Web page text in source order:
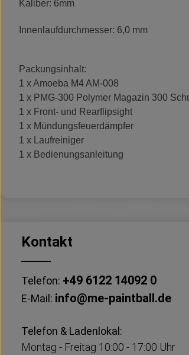
Kaliber: 6mm
Innenlaufdurchmesser: 6,0 mm
Packungsinhalt:
1 x Amoeba M4 AM-008
1 x PMG-300 Polymer Magazin 300
1 x Front- und Rearflipsight
1 x Mündungsfeuerdämpfer
1 x Laufreiniger
1 x Bedienungsanleitung
Kontakt
Telefon: +49 6122 14092 0
E-Mail: info@me-paintball.de
Telefon & Ladenlokal:
Montag - Freitag 10:00 - 17:00 Uhr